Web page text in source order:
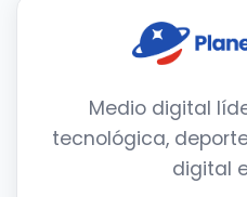
Medio digital
tecnológica,
digital